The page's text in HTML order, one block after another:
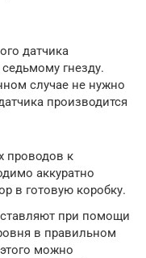
датчика
гнезду.
случае не нужно
производится
проводов к
аккуратно
в готовую коробку.
при помощи
в правильном
можно